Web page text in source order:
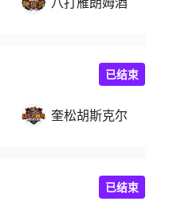
奎松胡斯克尔
已结束
已结束